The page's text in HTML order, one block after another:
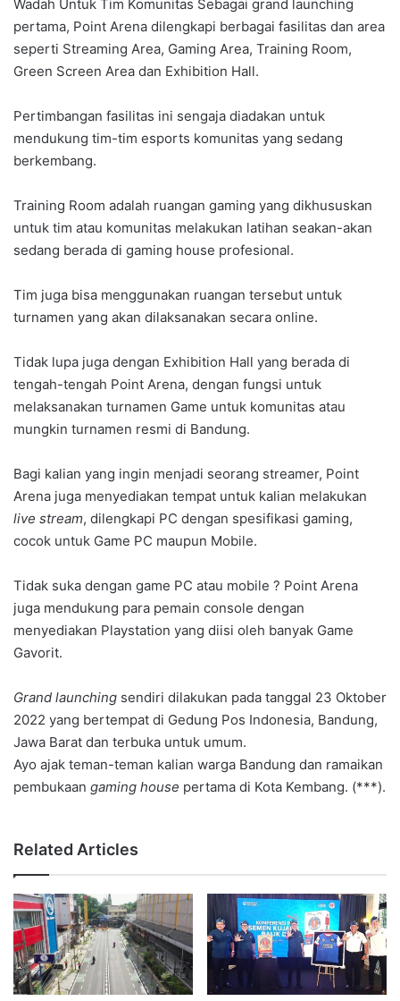
Wadah Untuk Tim Komunitas Sebagai grand launching
pertama, Point Arena dilengkapi berbagai fasilitas dan area
seperti Streaming Area, Gaming Area, Training Room,
Green Screen Area dan Exhibition Hall.
Pertimbangan fasilitas ini sengaja diadakan untuk
mendukung tim-tim esports komunitas yang sedang
berkembang.
Training Room adalah ruangan gaming yang dikhususkan
untuk tim atau komunitas melakukan latihan seakan-akan
sedang berada di gaming house profesional.
Tim juga bisa menggunakan ruangan tersebut untuk
turnamen yang akan dilaksanakan secara online.
Tidak lupa juga dengan Exhibition Hall yang berada di
tengah-tengah Point Arena, dengan fungsi untuk
melaksanakan turnamen Game untuk komunitas atau
mungkin turnamen resmi di Bandung.
Bagi kalian yang ingin menjadi seorang streamer, Point
Arena juga menyediakan tempat untuk kalian melakukan
live stream, dilengkapi PC dengan spesifikasi gaming,
cocok untuk Game PC maupun Mobile.
Tidak suka dengan game PC atau mobile ? Point Arena
juga mendukung para pemain console dengan
menyediakan Playstation yang diisi oleh banyak Game
Gavorit.
Grand launching sendiri dilakukan pada tanggal 23 Oktober
2022 yang bertempat di Gedung Pos Indonesia, Bandung,
Jawa Barat dan terbuka untuk umum.
Ayo ajak teman-teman kalian warga Bandung dan ramaikan
pembukaan gaming house pertama di Kota Kembang. (***).
Related Articles